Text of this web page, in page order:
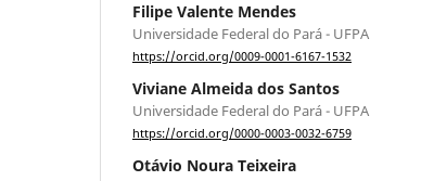
Filipe Valente Mendes
Universidade Federal do Pará - UFPA
https://orcid.org/0009-0001-6167-1532
Viviane Almeida dos Santos
Universidade Federal do Pará - UFPA
https://orcid.org/0000-0003-0032-6759
Otávio Noura Teixeira